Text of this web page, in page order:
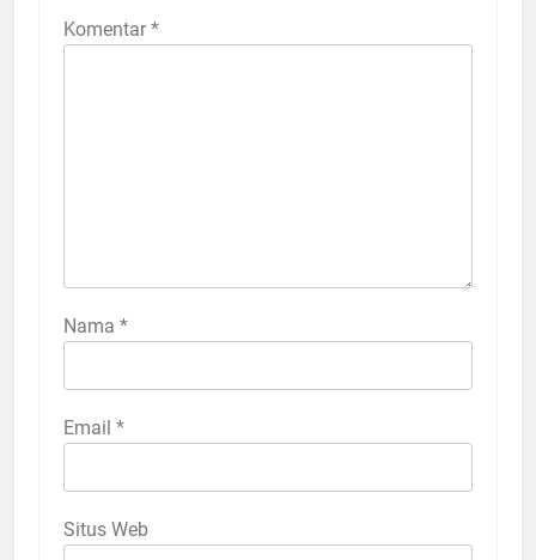
Komentar *
Nama *
Email *
Situs Web